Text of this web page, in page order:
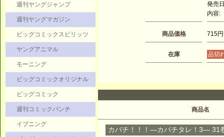
週刊ヤングジャンプ
週刊ヤングマガジン
ビッグコミックスピリッツ
ヤングアニマル
モーニング
ビッグコミックオリジナル
ビッグコミック
週刊コミックバンチ
イブニング
発売
内容:
商品価格 715円
在庫 品切
商品名
カバチ！！！―カバチタレ！3― 31